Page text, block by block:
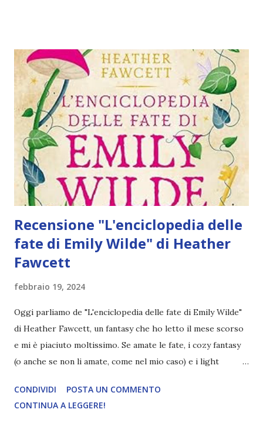
Umani sono finiti: è stata chiamata a sostenere una storica
alleanza per mantenere la pace tra i Vampiri e i loro più
acerrimi nemici, i Lupi, e non vede altra scelta che
arrendersi allo scambio. I Lupi sono spietati e imprevedibili
e il loro capo, Lowe Moreland, non fa eccezione. Governa il
suo branco con severa autorità, ma non senza giustizia. E, a
differenza del Consiglio dei Vampiri, non senza sentimento.
È chiaro, d...
Recensione "L'enciclopedia delle
fate di Emily Wilde" di Heather
Fawcett
febbraio 19, 2024
Oggi parliamo de "L'enciclopedia delle fate di Emily Wilde"
di Heather Fawcett, un fantasy che ho letto il mese scorso
e mi è piaciuto moltissimo. Se amate le fate, i cozy fantasy
(o anche se non li amate, come nel mio caso) e i light
L'enciclopedia delle fate di Emily Wilde Autore: Heather
Fawcett Pagine: 360 Editore: Oscar Mondadori Anno: 2024
CONDIVIDI
POSTA UN COMMENTO
CONTINUA A LEGGERE!